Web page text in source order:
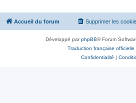
Accueil du forum Supprimer les
Développé parphpBB® Forum
Traduction française officielle
Confidentialité |